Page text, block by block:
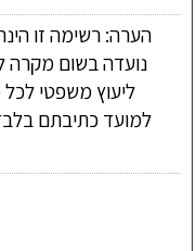
הערה: רשימה זו
נועדה בשום מקרה
ליעוץ משפטי לכל
למועד כתיבתם